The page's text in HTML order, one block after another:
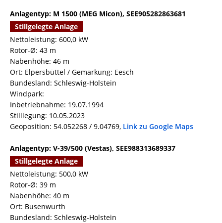
Anlagentyp: M 1500 (MEG Micon), SEE905282863681
Stillgelegte Anlage
Nettoleistung: 600,0 kW
Rotor-Ø: 43 m
Nabenhöhe: 46 m
Ort: Elpersbüttel / Gemarkung: Eesch
Bundesland: Schleswig-Holstein
Windpark:
Inbetriebnahme: 19.07.1994
Stilllegung: 10.05.2023
Geoposition: 54.052268 / 9.04769, Link zu Google Maps
Anlagentyp: V-39/500 (Vestas), SEE988313689337
Stillgelegte Anlage
Nettoleistung: 500,0 kW
Rotor-Ø: 39 m
Nabenhöhe: 40 m
Ort: Busenwurth
Bundesland: Schleswig-Holstein